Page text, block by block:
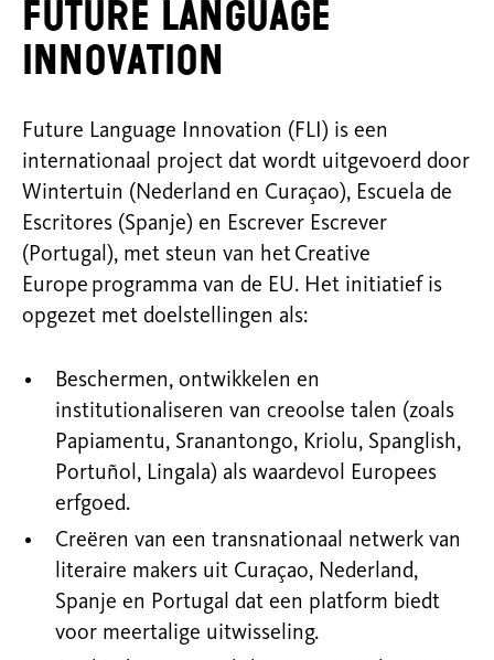
Future Language
Innovation
Future Language Innovation (FLI) is een
internationaal project dat wordt uitgevoerd door
Wintertuin (Nederland en Curaçao), Escuela de
Escritores (Spanje) en Escrever Escrever
(Portugal), met steun van het Creative
Europe programma van de EU. Het initiatief is
opgezet met doelstellingen als:
Beschermen, ontwikkelen en
institutionaliseren van creoolse talen (zoals
Papiamentu, Sranantongo, Kriolu, Spanglish,
Portuñol, Lingala) als waardevol Europees
erfgoed.
Creëren van een transnationaal netwerk van
literaire makers uit Curaçao, Nederland,
Spanje en Portugal dat een platform biedt
voor meertalige uitwisseling.